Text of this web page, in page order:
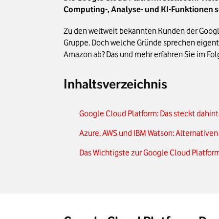
Computing-, Analyse- und KI-
Zu den weltweit bekannten Kunden der
Gruppe. Doch welche Gründe sprechen
Amazon ab? Das und mehr erfahren Sie im
Inhaltsverzeichnis
Google Cloud Platform: Das steckt
Azure, AWS und IBM Watson:
Das Wichtigste zur Google Cloud